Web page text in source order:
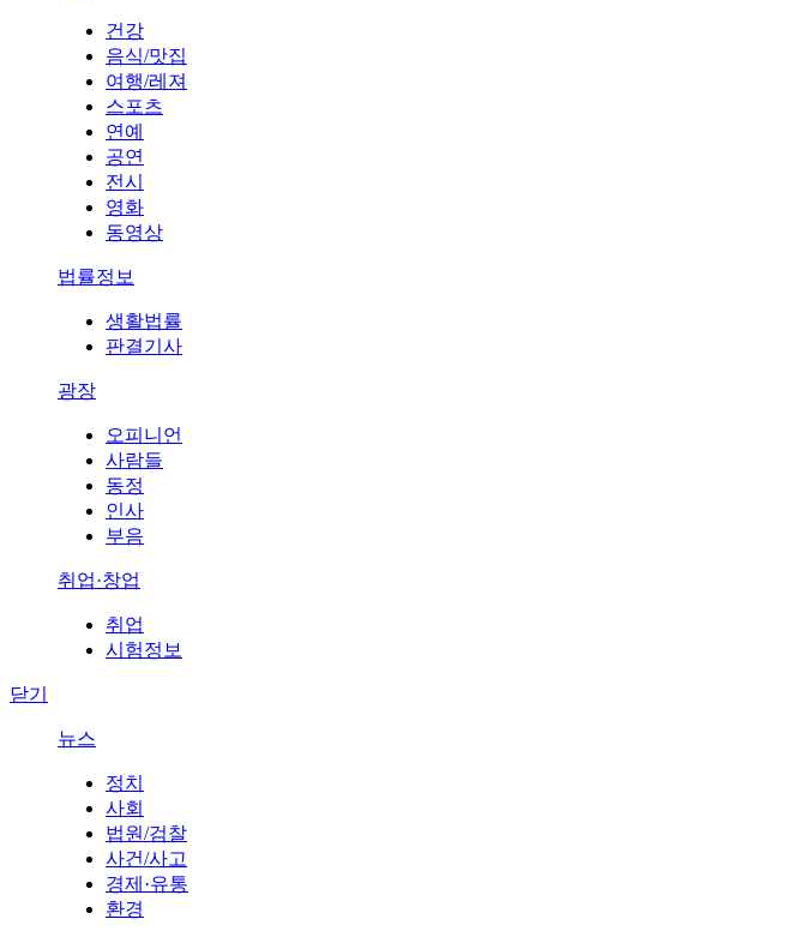
건강
음식/맛집
여행/레져
스포츠
연예
공연
전시
영화
동영상
법률정보
생활법률
판결기사
광장
오피니언
사람들
동정
인사
부음
취업·창업
취업
시험정보
닫기
뉴스
정치
사회
법원/검찰
사건/사고
경제·유통
환경